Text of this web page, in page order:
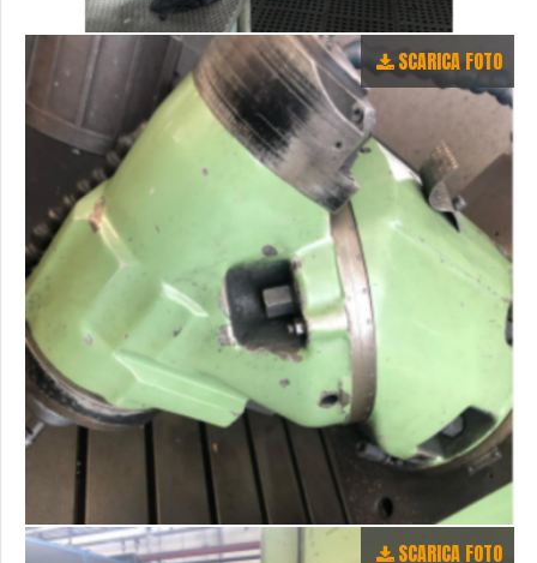
SCARICA FOTO
SCARICA FOTO